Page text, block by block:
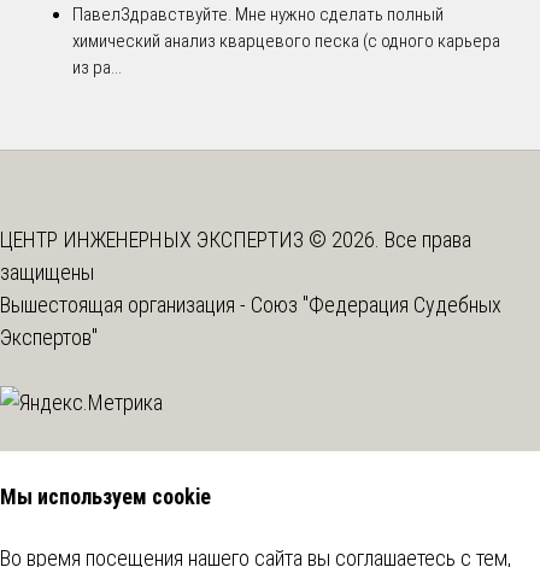
ПавелЗдравствуйте. Мне нужно сделать полный
химический анализ кварцевого песка (с одного карьера
из ра...
ЦЕНТР ИНЖЕНЕРНЫХ ЭКСПЕРТИЗ © 2026. Все права
защищены
Вышестоящая организация - Союз "Федерация Судебных
Экспертов"
Мы используем cookie
Во время посещения нашего сайта вы соглашаетесь с тем,